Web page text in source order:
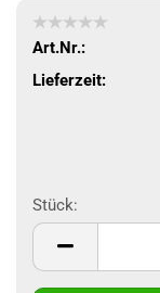
Art.Nr.:
Lieferzeit:
Stück:
Stück